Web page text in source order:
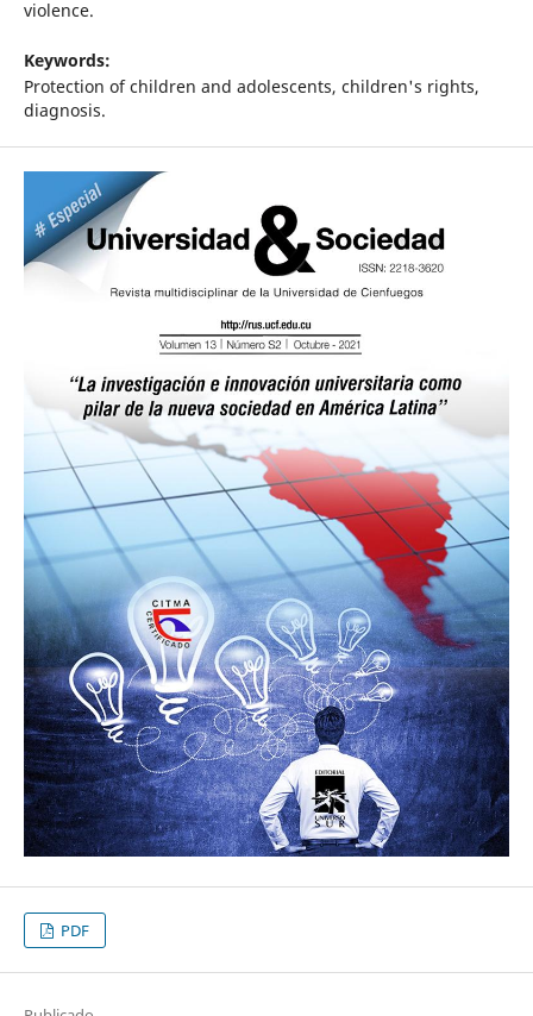
violence.
Keywords:
Protection of children and adolescents, children's rights,
diagnosis.
PDF